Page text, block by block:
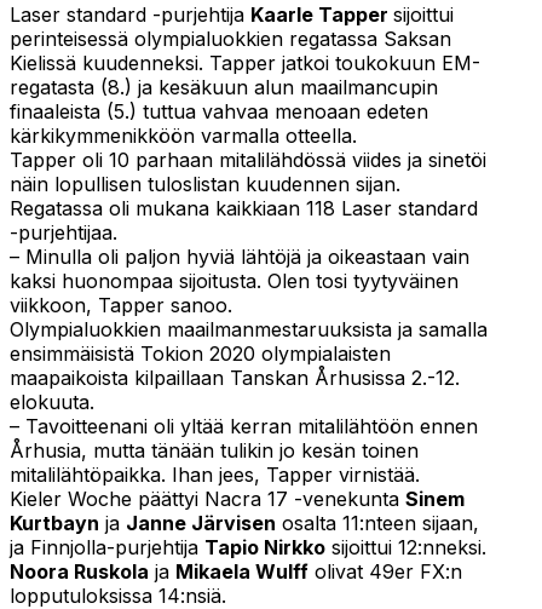
Laser standard -purjehtija Kaarle Tapper sijoittui
perinteisessä olympialuokkien regatassa Saksan
Kielissä kuudenneksi. Tapper jatkoi toukokuun EM-
regatasta (8.) ja kesäkuun alun maailmancupin
finaaleista (5.) tuttua vahvaa menoaan edeten
kärkikymmenikköön varmalla otteella.
Tapper oli 10 parhaan mitalilähdössä viides ja sinetöi
näin lopullisen tuloslistan kuudennen sijan.
Regatassa oli mukana kaikkiaan 118 Laser standard
-purjehtijaa.
– Minulla oli paljon hyviä lähtöjä ja oikeastaan vain
kaksi huonompaa sijoitusta. Olen tosi tyytyväinen
viikkoon, Tapper sanoo.
Olympialuokkien maailmanmestaruuksista ja samalla
ensimmäisistä Tokion 2020 olympialaisten
maapaikoista kilpaillaan Tanskan Århusissa 2.-12.
elokuuta.
– Tavoitteenani oli yltää kerran mitalilähtöön ennen
Århusia, mutta tänään tulikin jo kesän toinen
mitalilähtöpaikka. Ihan jees, Tapper virnistää.
Kieler Woche päättyi Nacra 17 -venekunta Sinem
Kurtbayn ja Janne Järvisen osalta 11:nteen sijaan,
ja Finnjolla-purjehtija Tapio Nirkko sijoittui 12:nneksi.
Noora Ruskola ja Mikaela Wulff olivat 49er FX:n
lopputuloksissa 14:nsiä.